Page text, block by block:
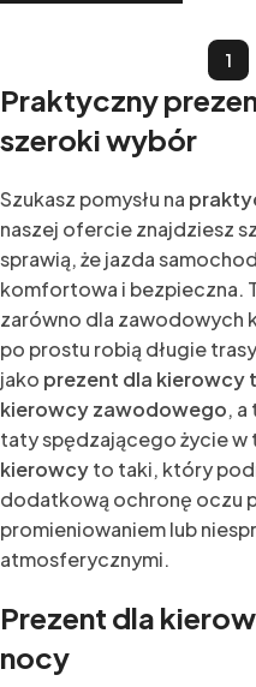
1
Praktyczny
szeroki wybór
Szukasz pomysłu na
naszej ofercie znajdziesz
sprawią, że jazda
komfortowa i bezpieczna.
zarówno dla zawodowych
po prostu robią długie
jako prezent dla kierowcy
kierowcy zawodowego,
taty spędzającego życie w
kierowcyto taki, który
dodatkową ochronę oczu
promieniowaniem lub
atmosferycznymi.
Prezent dla
nocy